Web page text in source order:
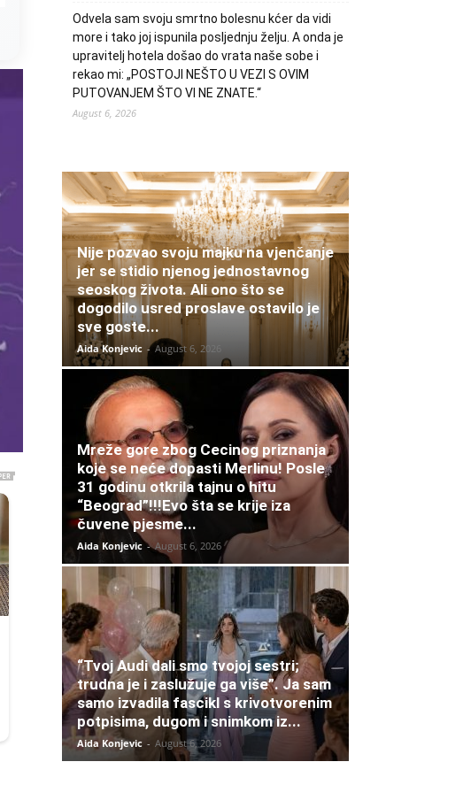
Odvela sam svoju smrtno bolesnu kćer da vidi
more i tako joj ispunila posljednju želju. A onda je
upravitelj hotela došao do vrata naše sobe i
rekao mi: „POSTOJI NEŠTO U VEZI S OVIM
PUTOVANJEM ŠTO VI NE ZNATE.“
August 6, 2026
Nije pozvao svoju majku na vjenčanje
jer se stidio njenog jednostavnog
seoskog života. Ali ono što se
dogodilo usred proslave ostavilo je
sve goste...
Aida Konjevic - August 6, 2026
Mreže gore zbog Cecinog priznanja
koje se neće dopasti Merlinu! Posle
31 godinu otkrila tajnu o hitu
“Beograd”!!!Evo šta se krije iza
čuvene pjesme...
Aida Konjevic - August 6, 2026
“Tvoj Audi dali smo tvojoj sestri;
trudna je i zaslužuje ga više”. Ja sam
samo izvadila fascikl s krivotvorenim
potpisima, dugom i snimkom iz...
Aida Konjevic - August 6, 2026